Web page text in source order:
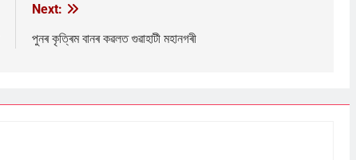
Next:
পুনৰ কৃত্ৰিম বানৰ কৱলত গুৱাহাটী মহানগৰী